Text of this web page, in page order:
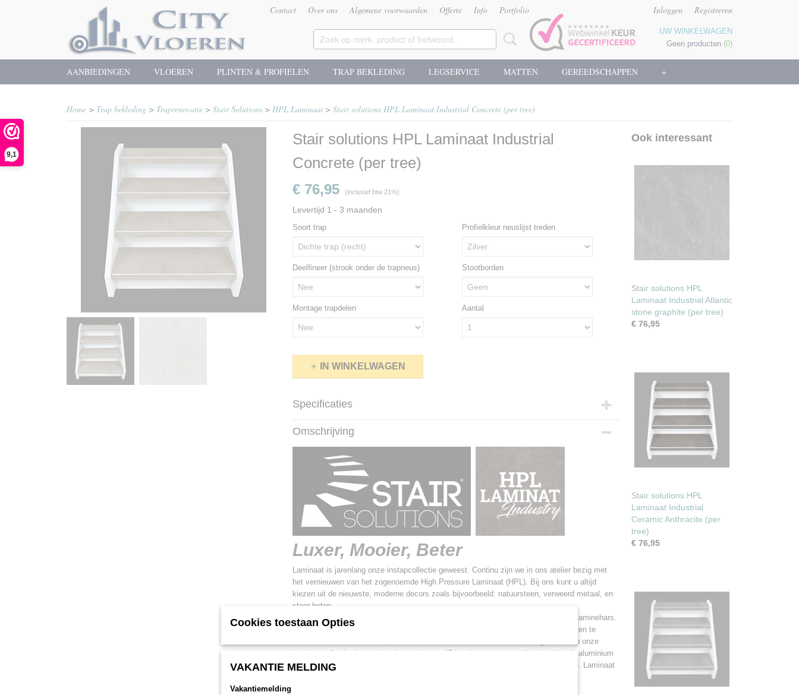
9,1
Contact Over ons Algemene voorwaarden Offerte Info Portfolio Inloggen Registreren
UW WINKELWAGEN
Geen producten (0)
AANBIEDINGEN VLOEREN PLINTEN & PROFIELEN TRAP BEKLEDING LEGSERVICE MATTEN GEREEDSCHAPPEN +
Home > Trap bekleding > Traprenovatie > Stair Solutions > HPL Laminaat > Stair solutions HPL Laminaat Industrial Concrete (per tree)
Stair solutions HPL Laminaat Industrial
Concrete (per tree)
€ 76,95 (inclusief btw 21%)
Levertijd 1 - 3 maanden
Soort trap Profielkleur neuslijst treden
Deelfineer (strook onder de trapneus) Stootborden
Montage trapdelen Aantal
IN WINKELWAGEN
Specificaties
Productcode
Omschrijving
Luxer, Mooier, Beter
Laminaat is jarenlang onze instapcollectie geweest. Continu zijn we in ons atelier bezig met
het vernieuwen van het zogenoemde High Pressure Laminaat (HPL). Bij ons kunt u altijd
kiezen uit de nieuwste, moderne decors zoals bijvoorbeeld: natuursteen, verweerd metaal, en
stoer beton.
HPL is een combinatie van papierpulp en fenolhars, met een harde toplaag van melaminehars.
Door onze nieuwe productietechnieken hebben wij de kwaliteit van het laminaat weten te
verbeteren. Het is nu dikker, sterker en harder dan voorheen waardoor wij nu ook op onze
laminaatcollectie de standaard garantie van 15 jaar kunnen geven. Het uitgekiende aluminium
StairSolutions profiel is aangepast zodat deze beter aansluit op de huidige collectie. Laminaat
Ook interessant
Stair solutions HPL
Laminaat Industrial Atlantic
stone graphite (per tree)
€ 76,95
Stair solutions HPL
Laminaat Industrial
Ceramic Anthracite (per
tree)
€ 76,95
Cookies toestaan Opties
VAKANTIE MELDING
Vakantiemelding